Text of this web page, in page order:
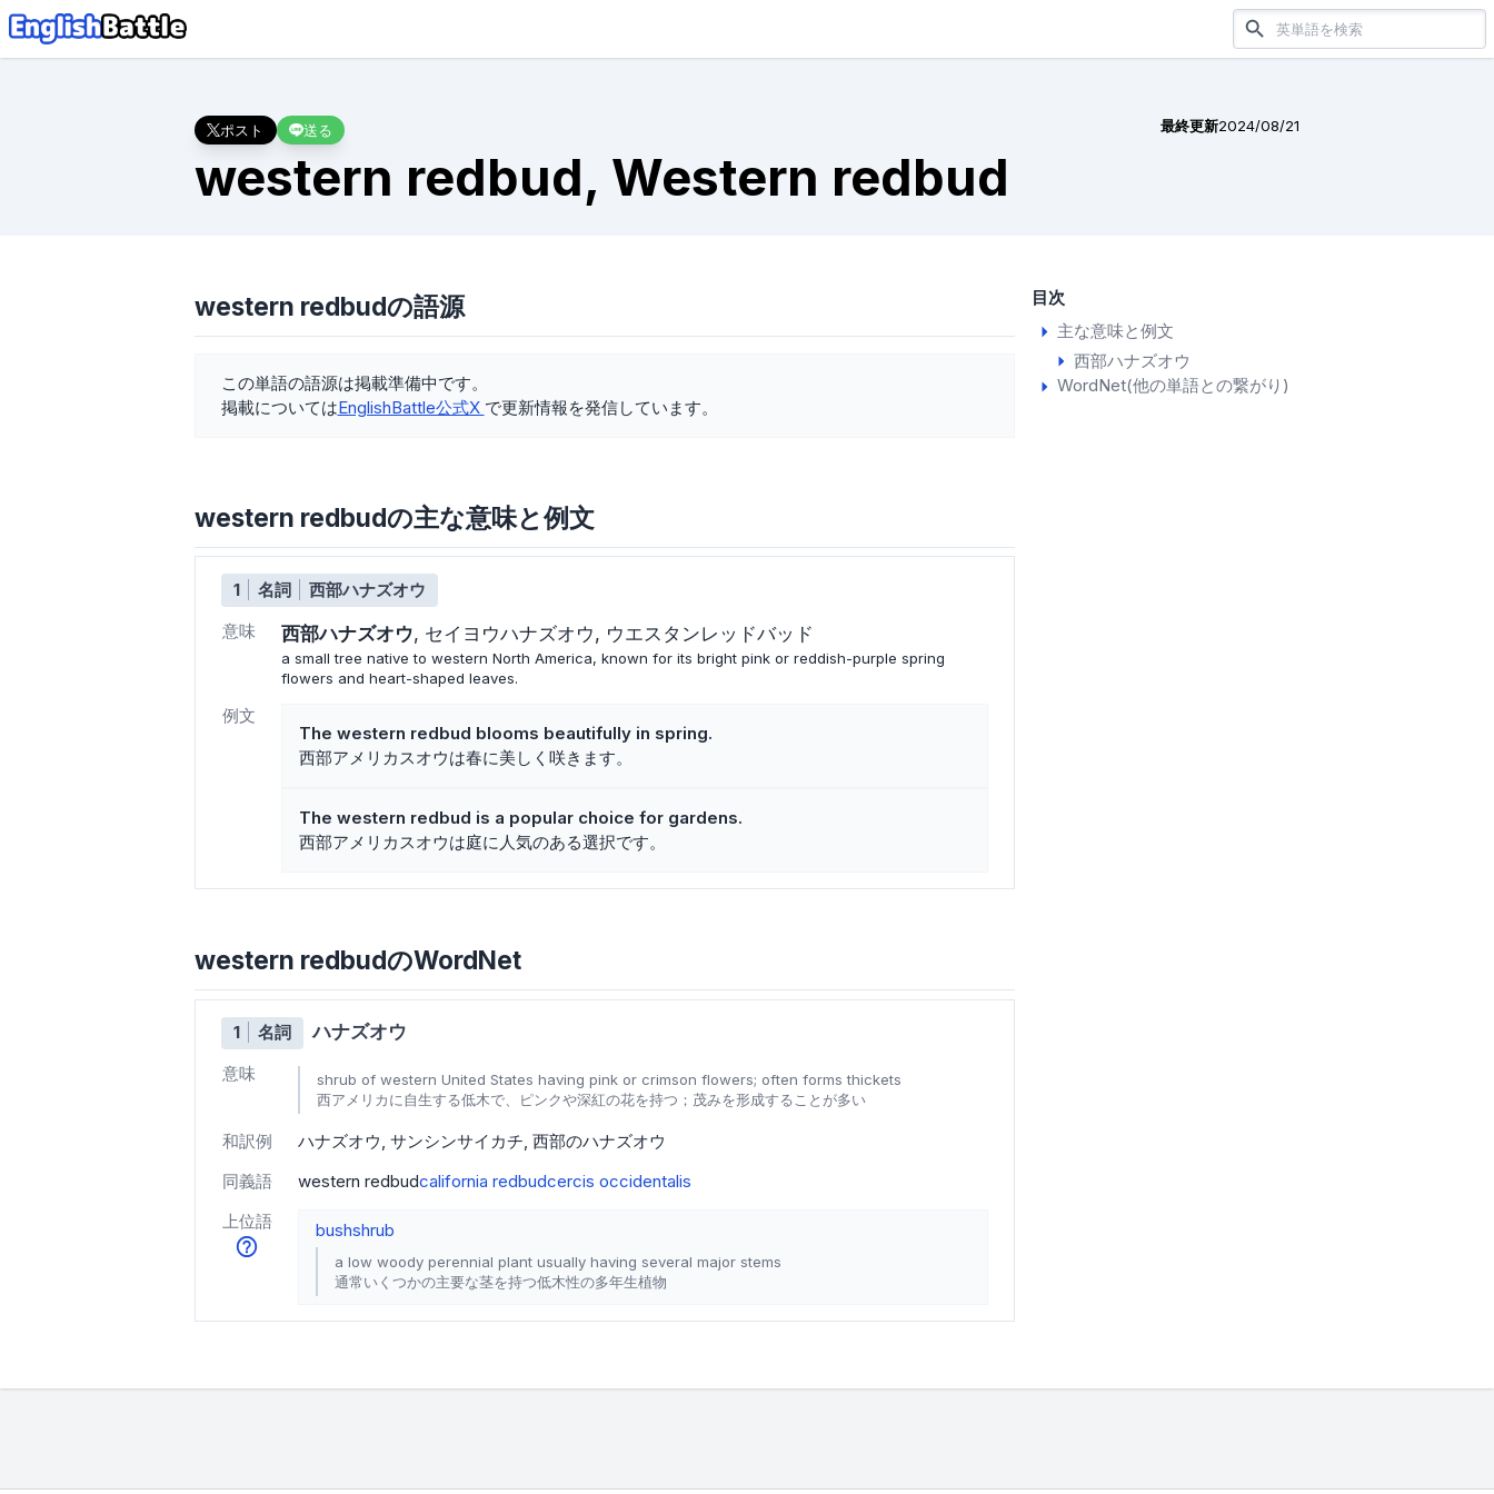
ポスト 送る 最終更新2024/08/21
western redbud, Western redbud
目次
主な意味と例文
西部ハナズオウ
WordNet(他の単語との繋がり)
western redbudの語源
この単語の語源は掲載準備中です。
掲載についてはEnglishBattle公式X で更新情報を発信しています。
western redbudの主な意味と例文
1 名詞
西部ハナズオウ
意味
西部ハナズオウ セイヨウハナズオウ ウエスタンレッドバッド
a small tree native to western North America, known for its bright pink or reddish-purple spring
flowers and heart-shaped leaves.
例文
The western redbud blooms beautifully in spring.
西部アメリカスオウは春に美しく咲きます。
The western redbud is a popular choice for gardens.
西部アメリカスオウは庭に人気のある選択です。
western redbudのWordNet
1 名詞 ハナズオウ
意味
shrub of western United States having pink or crimson flowers; often forms thickets
西アメリカに自生する低木で、ピンクや深紅の花を持つ；茂みを形成することが多い
和訳例 ハナズオウ サンシンサイカチ 西部のハナズオウ
同義語
western redbudcalifornia redbudcercis occidentalis
上位語
bushshrub
a low woody perennial plant usually having several major stems
通常いくつかの主要な茎を持つ低木性の多年生植物